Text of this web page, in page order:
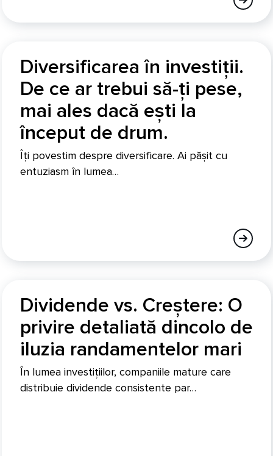
Diversificarea în investiții.
De ce ar trebui să-ți pese,
mai ales dacă ești la
început de drum.
Îți povestim despre diversificare. Ai pășit cu
entuziasm în lumea…
Dividende vs. Creștere: O
privire detaliată dincolo de
iluzia randamentelor mari
În lumea investițiilor, companiile mature care
distribuie dividende consistente par…